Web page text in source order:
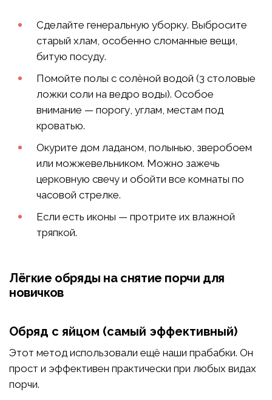
Сделайте генеральную уборку. Выбросите
старый хлам, особенно сломанные вещи,
битую посуду.
Помойте полы с солёной водой (3 столовые
ложки соли на ведро воды). Особое
внимание — порогу, углам, местам под
кроватью.
Окурите дом ладаном, полынью, зверобоем
или можжевельником. Можно зажечь
церковную свечу и обойти все комнаты по
часовой стрелке.
Если есть иконы — протрите их влажной
тряпкой.
Лёгкие обряды на снятие порчи для
новичков
Обряд с яйцом (самый эффективный)
Этот метод использовали ещё наши прабабки. Он
прост и эффективен практически при любых видах
порчи.